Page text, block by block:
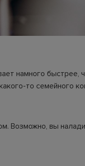
намного быстрее,
то семейного
Возможно, вы